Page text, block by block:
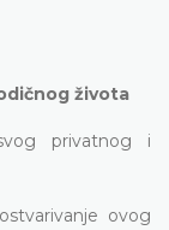
života
privatnog i
ovog